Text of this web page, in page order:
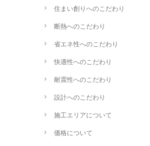
住まい創りへのこだわり
断熱へのこだわり
省エネ性へのこだわり
快適性へのこだわり
耐震性へのこだわり
設計へのこだわり
施工エリアについて
価格について